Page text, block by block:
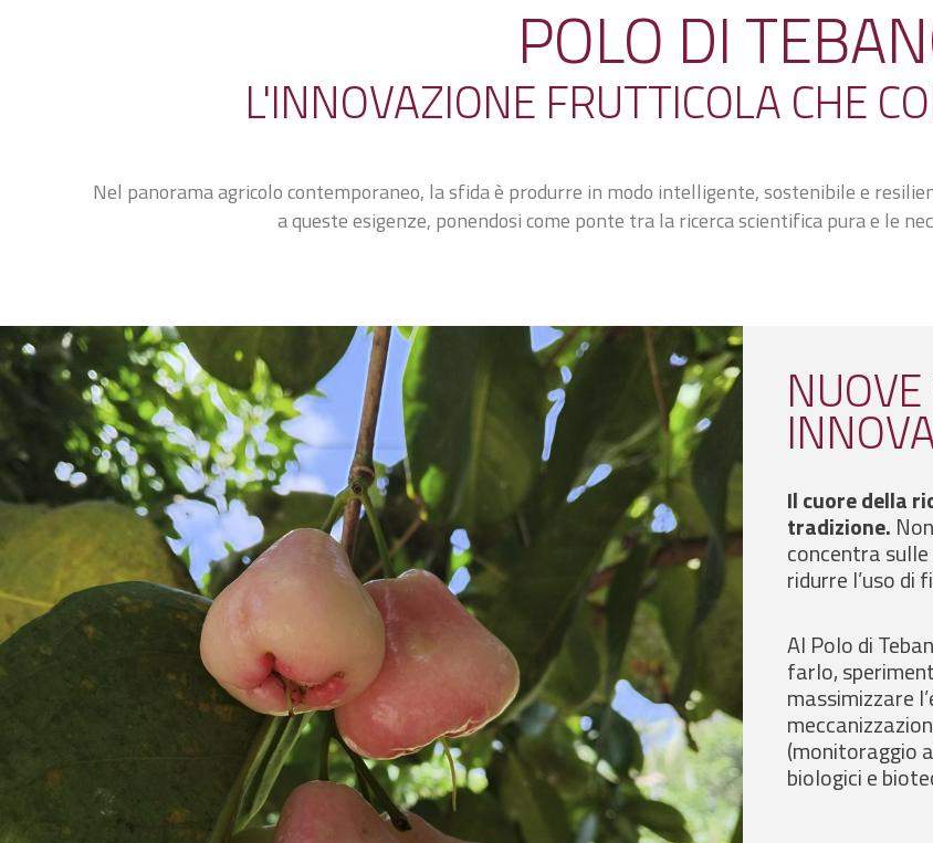
POLO DI
L'INNOVAZIONE FRUTTICOLA CHE
Nel panorama agricolo contemporaneo, la sfida è produrre in modo intelligente, sostenibile e
a queste esigenze, ponendosi come ponte tra la ricerca scientifica pura e le
Il cuore della
tradizione.
concentra
ridurre l’uso
Al Polo di
farlo,
massimizzare
(monitoraggio
biologici e